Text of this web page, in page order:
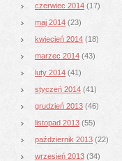
czerwiec 2014 (17)
maj 2014 (23)
kwiecień 2014 (18)
marzec 2014 (43)
luty 2014 (41)
styczeń 2014 (41)
grudzień 2013 (46)
listopad 2013 (55)
październik 2013 (22)
wrzesień 2013 (34)